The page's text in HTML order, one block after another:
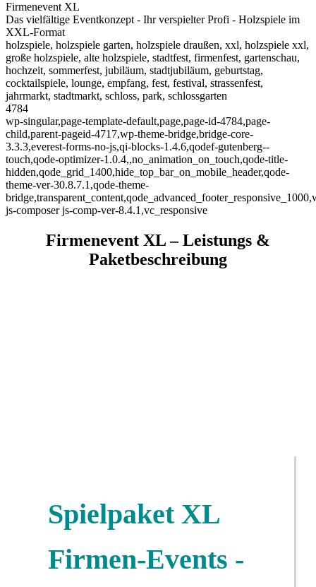
Firmenevent XL
Das vielfältige Eventkonzept - Ihr verspielter Profi - Holzspiele im
XXL-Format
holzspiele, holzspiele garten, holzspiele draußen, xxl, holzspiele xxl,
große holzspiele, alte holzspiele, stadtfest, firmenfest, gartenschau,
hochzeit, sommerfest, jubiläum, stadtjubiläum, geburtstag,
cocktailspiele, lounge, empfang, fest, festival, strassenfest,
jahrmarkt, stadtmarkt, schloss, park, schlossgarten
4784
wp-singular,page-template-default,page,page-id-4784,page-
child,parent-pageid-4717,wp-theme-bridge,bridge-core-
3.3.3,everest-forms-no-js,qi-blocks-1.4.6,qodef-gutenberg--
touch,qode-optimizer-1.0.4,,no_animation_on_touch,qode-title-
hidden,qode_grid_1400,hide_top_bar_on_mobile_header,qode-
theme-ver-30.8.7.1,qode-theme-
js-composer js-comp-ver-8.4.1,vc_responsive
Firmenevent XL – Leistungs &
Paketbeschreibung
Spielpaket XL
Firmen-Events -